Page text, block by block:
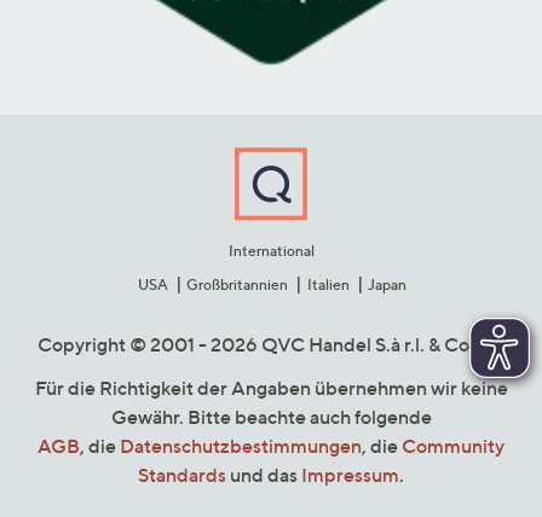
International
USA
Großbritannien Italien Japan
Copyright © 2001 - 2026 QVC Handel S.à r.l. & Co. KG
Für die Richtigkeit der Angaben übernehmen wir keine
Gewähr. Bitte beachte auch folgende
AGB, die Datenschutzbestimmungen, die Community
Standards und das Impressum.